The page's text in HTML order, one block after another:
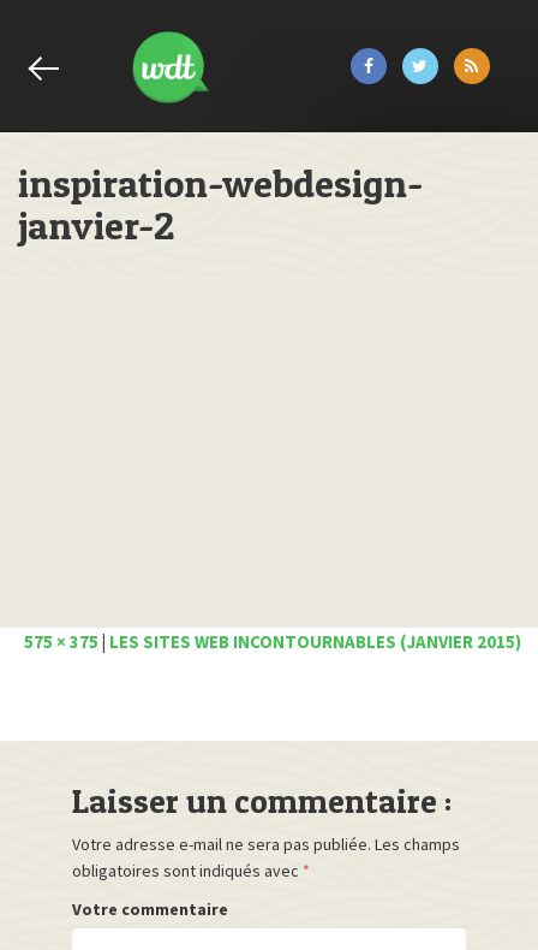
inspiration-webdesign-
janvier-2
575 × 375 LES SITES WEB INCONTOURNABLES (JANVIER 2015)
Laisser un commentaire :
Votre adresse e-mail ne sera pas publiée. Les champs
obligatoires sont indiqués avec *
Votre commentaire